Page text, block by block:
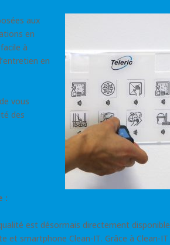
aux
en
à
en
vous
des
:
est désormais directement disponible
et smartphone Clean-IT. Grâce à Clean-IT